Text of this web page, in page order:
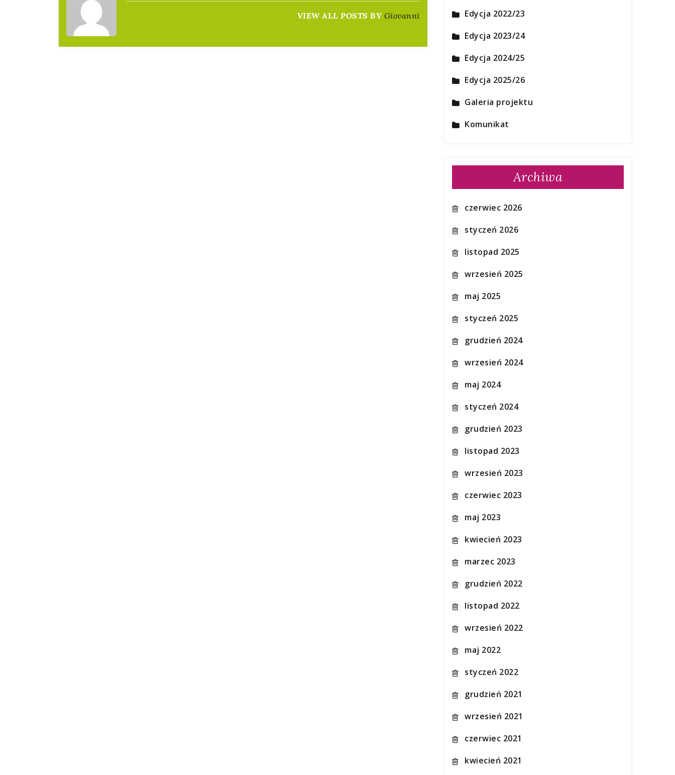
VIEW ALL POSTS BY Giovanni
Edycja 2022/23
Edycja 2023/24
Edycja 2024/25
Edycja 2025/26
Galeria projektu
Komunikat
Archiwa
czerwiec 2026
styczeń 2026
listopad 2025
wrzesień 2025
maj 2025
styczeń 2025
grudzień 2024
wrzesień 2024
maj 2024
styczeń 2024
grudzień 2023
listopad 2023
wrzesień 2023
czerwiec 2023
maj 2023
kwiecień 2023
marzec 2023
grudzień 2022
listopad 2022
wrzesień 2022
maj 2022
styczeń 2022
grudzień 2021
wrzesień 2021
czerwiec 2021
kwiecień 2021